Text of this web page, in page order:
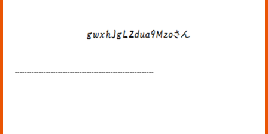
----------------------------------------------------------